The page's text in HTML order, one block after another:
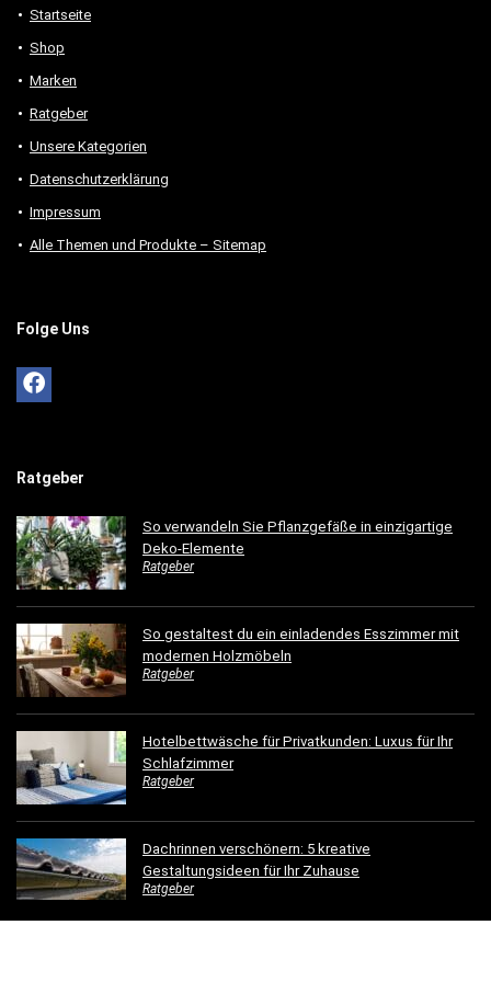
Startseite
Shop
Marken
Ratgeber
Unsere Kategorien
Datenschutzerklärung
Impressum
Alle Themen und Produkte – Sitemap
Folge Uns
Ratgeber
So verwandeln Sie Pflanzgefäße in einzigartige
Deko-Elemente
Ratgeber
So gestaltest du ein einladendes Esszimmer mit
modernen Holzmöbeln
Ratgeber
Hotelbettwäsche für Privatkunden: Luxus für Ihr
Schlafzimmer
Ratgeber
Dachrinnen verschönern: 5 kreative
Gestaltungsideen für Ihr Zuhause
Ratgeber